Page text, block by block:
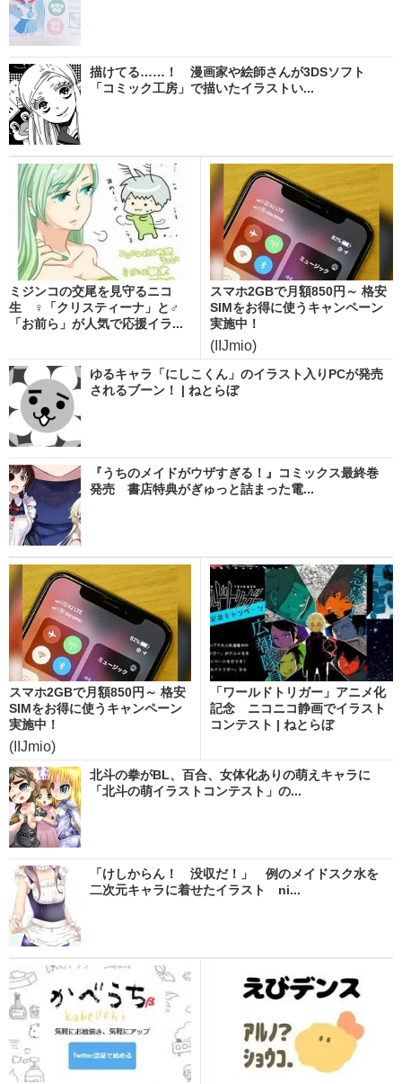
描けてる……！ 漫画家や絵師さんが3DSソフト
「コミック工房」で描いたイラストい...
ミジンコの交尾を見守るニコ
生 ♀「クリスティーナ」と♂
「お前ら」が人気で応援イラ...
スマホ2GBで月額850円～ 格安
SIMをお得に使うキャンペーン
実施中！
(IIJmio)
ゆるキャラ「にしこくん」のイラスト入りPCが発売
されるブーン！ | ねとらぼ
『うちのメイドがウザすぎる！』コミックス最終巻
発売 書店特典がぎゅっと詰まった電...
スマホ2GBで月額850円～ 格安
SIMをお得に使うキャンペーン
実施中！
(IIJmio)
「ワールドトリガー」アニメ化
記念 ニコニコ静画でイラスト
コンテスト | ねとらぼ
北斗の拳がBL、百合、女体化ありの萌えキャラに
「北斗の萌イラストコンテスト」の...
「けしからん！ 没収だ！」 例のメイドスク水を
二次元キャラに着せたイラスト ni...